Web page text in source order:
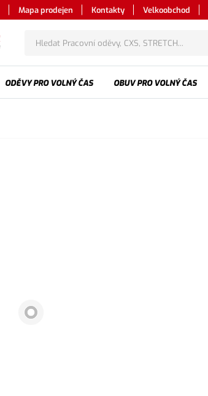
Mapa prodejen Kontakty Velkoobchod
ODĚVY PRO VOLNÝ ČAS OBUV PRO VOLNÝ ČAS